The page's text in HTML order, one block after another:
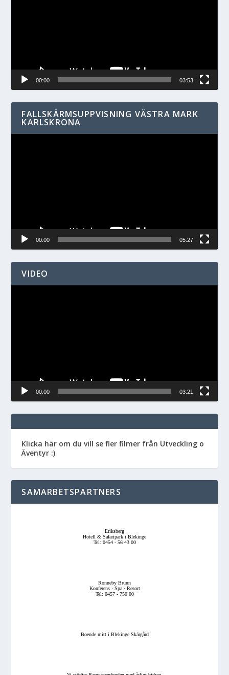
00:00 03:53
FALLSKÄRMSUPPVISNING VÄSTRA MARK
KARLSKRONA
00:00 05:27
VIDEO
00:00 03:21
Klicka här om du vill se fler filmer från Utveckling o
Äventyr :)
SAMARBETSPARTNERS
Eriksberg
Hotell & Safaripark i Blekinge
Tel: 0454 - 56 43 00
Ronneby Brunn
Konferens · Spa · Resort
Tel: 0457 - 750 00
Boende mitt i Blekinge Skärgård